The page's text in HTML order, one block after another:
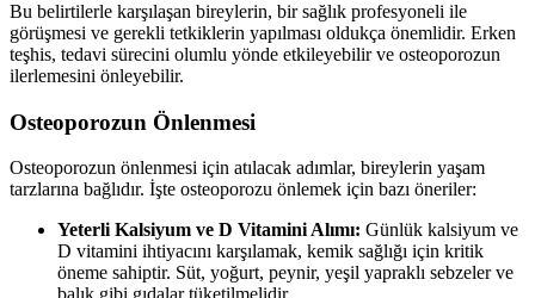
Bu belirtilerle karşılaşan bireylerin, bir sağlık profesyoneli ile
görüşmesi ve gerekli tetkiklerin yapılması oldukça önemlidir. Erken
teşhis, tedavi sürecini olumlu yönde etkileyebilir ve osteoporozun
ilerlemesini önleyebilir.
Osteoporozun Önlenmesi
Osteoporozun önlenmesi için atılacak adımlar, bireylerin yaşam
tarzlarına bağlıdır. İşte osteoporozu önlemek için bazı öneriler:
Yeterli Kalsiyum ve D Vitamini Alımı: Günlük kalsiyum ve
D vitamini ihtiyacını karşılamak, kemik sağlığı için kritik
öneme sahiptir. Süt, yoğurt, peynir, yeşil yapraklı sebzeler ve